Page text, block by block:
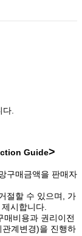
다.
Guide>
구매금액을 판매자
절할 수 있으며, 가
시합니다.
매비용과 권리이전
계변경)을 진행하